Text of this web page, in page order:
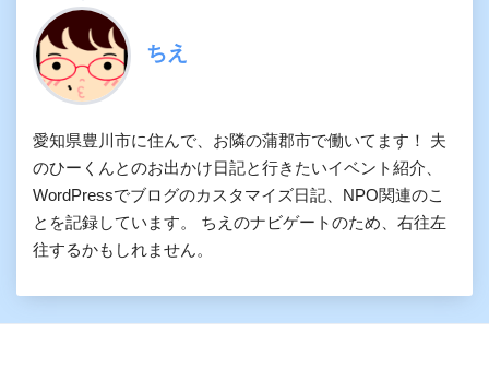
ちえ
愛知県豊川市に住んで、お隣の蒲郡市で働いてます！ 夫
のひーくんとのお出かけ日記と行きたいイベント紹介、
WordPressでブログのカスタマイズ日記、NPO関連のこ
とを記録しています。 ちえのナビゲートのため、右往左
往するかもしれません。